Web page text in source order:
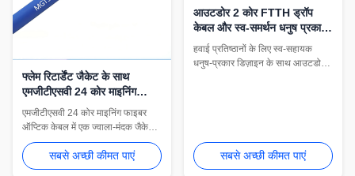
फ्लेम रिटार्डेंट जैकेट के साथ
एमजीटीएसवी 24 कोर माइनिंग
फाइबर ऑप्टिक केबल
एमजीटीएसवी 24 कोर माइनिंग फाइबर
ऑप्टिक केबल में एक ज्वाला-मंदक जैकेट,
फंसे हुए ढीले ट्यूब ढांचे और भूमिगत खनन
अनुप्रयोगों के लिए नालीदार स्टील टेप
कवच की सुविधा है। अनुकूलन योग्य
सबसे अच्छी कीमत पाएं
आउटडोर 2 कोर FTTH ड्रॉप
केबल और स्व-समर्थन धनुष प्रकार
ऑप्टिकल फाइबर
हवाई प्रतिष्ठानों के लिए स्व-सहायक
धनुष-प्रकार डिज़ाइन के साथ आउटडोर 2
एक्सेस नेटवर्क के लिए आदर्श।
सबसे अच्छी कीमत पाएं